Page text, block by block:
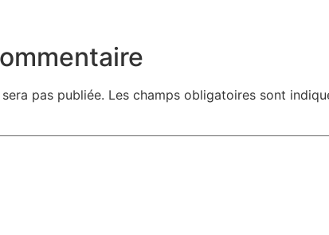
pas publiée. Les champs obligatoires sont